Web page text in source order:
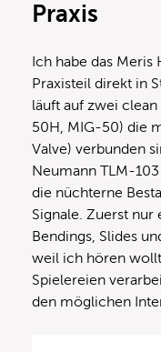
Praxis
Ich habe das Meris
Praxisteil direkt in
läuft auf zwei
50H, MIG-50) die
Valve) verbunden
Neumann TLM-
die nüchterne
Signale. Zuerst
Bendings, Slides
weil ich hören
Spielereien
den möglichen